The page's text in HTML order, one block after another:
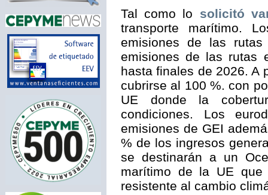
Tal como lo solicitó
transporte marítimo.
emisiones de las
emisiones de las rutas
hasta finales de 2026. A
cubrirse al 100 %. con
UE donde la
condiciones. Los
emisiones de GEI
% de los ingresos
se destinarán a un
marítimo de la UE
resistente al cambio